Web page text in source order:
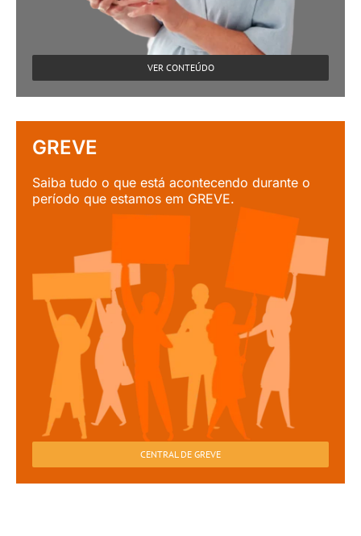
VER CONTEÚDO
GREVE
Saiba tudo o que está acontecendo durante o
período que estamos em GREVE.
CENTRAL DE GREVE